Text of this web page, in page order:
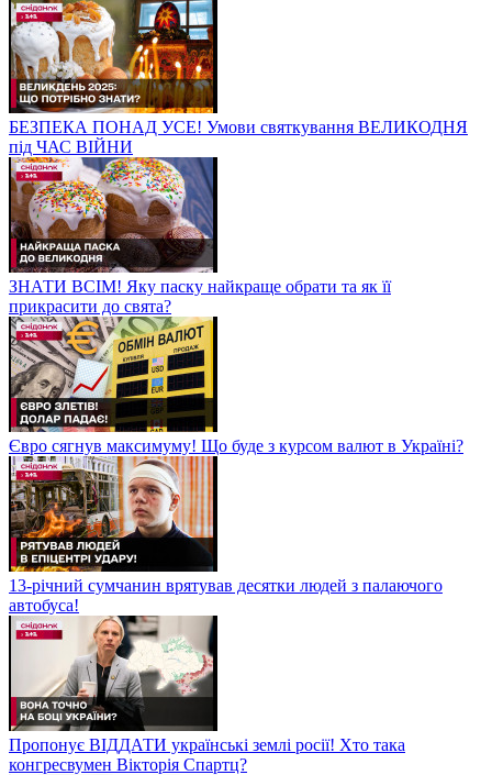
БЕЗПЕКА ПОНАД УСЕ! Умови святкування ВЕЛИКОДНЯ
під ЧАС ВІЙНИ
ЗНАТИ ВСІМ! Яку паску найкраще обрати та як її
прикрасити до свята?
Євро сягнув максимуму! Що буде з курсом валют в Україні?
13-річний сумчанин врятував десятки людей з палаючого
автобуса!
Пропонує ВІДДАТИ українські землі росії! Хто така
конгресвумен Вікторія Спартц?